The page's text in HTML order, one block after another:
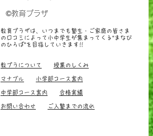
©教育プラザ
教育プラザは、いつまでも塾生・ご家庭の皆さま
の口コミによって小中学生が集まってくる“まなび
のひろば”を目指していきます !!
教プラについて 授業のしくみ
マナブル 小学部コース案内
中学部コース案内 合格実績
お問い合わせ ご入塾までの流れ